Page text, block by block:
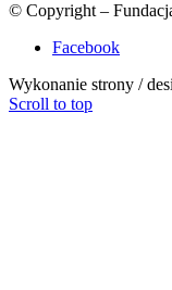
© Copyright –
Facebook
Wykonanie strony /
Scroll to top